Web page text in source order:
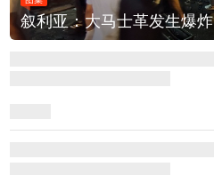
叙利亚：大马士革发生爆炸